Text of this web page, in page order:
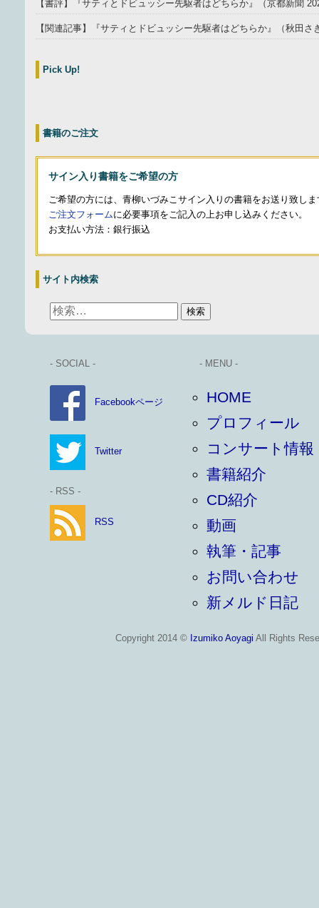
【書評】『サティとドビュッシー先駆者はどちらか』（京都新聞
【関連記事】『サティとドビュッシー先駆者はどちらか』（秋田さ
Pick Up!
書籍のご注文
サイン入り書籍をご希望の方
ご希望の方には、青柳いづみこサイン入りの書籍をお送り致しま
ご注文フォームに必要事項をご記入の上お申し込みください。
お支払い方法：銀行振込
サイト内検索
- SOCIAL -
Facebookページ
Twitter
- RSS -
RSS
- MENU -
HOME
プロフィール
コンサート情報
書籍紹介
CD紹介
動画
執筆・記事
お問い合わせ
新メルド日記
Copyright 2014 © Izumiko Aoyagi All Rights